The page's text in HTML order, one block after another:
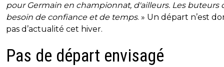
pour Germain en championnat, d'ailleurs. Les buteurs
besoin de confiance et de temps. » Un départ n’est
pas d’actualité cet hiver.
Pas de départ envisagé